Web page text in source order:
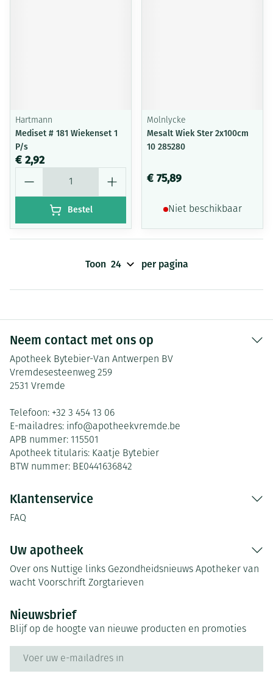
Hartmann
Mediset # 181 Wiekenset 1
P/s
€ 2,92
Bestel
Molnlycke
Mesalt Wiek Ster 2x100cm
10 285280
€ 75,89
Niet beschikbaar
Toon per pagina
Neem contact met ons op
Apotheek Bytebier-Van Antwerpen BV
Vremdesesteenweg 259
2531 Vremde
Telefoon: +32 3 454 13 06
E-mailadres: info@apotheekvremde.be
APB nummer: 115501
Apotheek titularis: Kaatje Bytebier
BTW nummer: BE0441636842
Klantenservice
FAQ
Uw apotheek
Over ons Nuttige links Gezondheidsnieuws Apotheker van
wacht Voorschrift Zorgtarieven
Nieuwsbrief
Blijf op de hoogte van nieuwe producten en promoties